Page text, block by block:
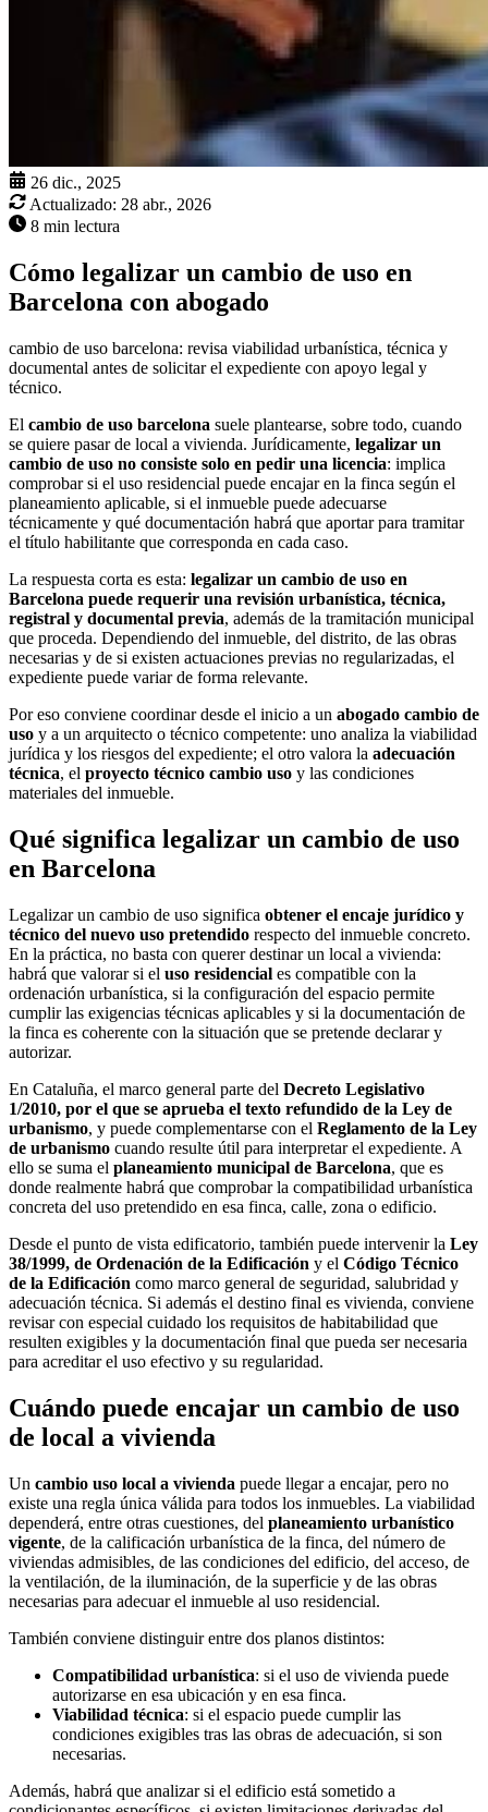
26 dic., 2025
Actualizado: 28 abr., 2026
8 min lectura
Cómo legalizar un cambio de uso en
Barcelona con abogado
cambio de uso barcelona: revisa viabilidad urbanística, técnica y
documental antes de solicitar el expediente con apoyo legal y
técnico.
El cambio de uso barcelona suele plantearse, sobre todo, cuando
se quiere pasar de local a vivienda. Jurídicamente, legalizar un
cambio de uso no consiste solo en pedir una licencia: implica
comprobar si el uso residencial puede encajar en la finca según el
planeamiento aplicable, si el inmueble puede adecuarse
técnicamente y qué documentación habrá que aportar para tramitar
el título habilitante que corresponda en cada caso.
La respuesta corta es esta: legalizar un cambio de uso en
Barcelona puede requerir una revisión urbanística, técnica,
registral y documental previa, además de la tramitación municipal
que proceda. Dependiendo del inmueble, del distrito, de las obras
necesarias y de si existen actuaciones previas no regularizadas, el
expediente puede variar de forma relevante.
Por eso conviene coordinar desde el inicio a un abogado cambio de
uso y a un arquitecto o técnico competente: uno analiza la viabilidad
jurídica y los riesgos del expediente; el otro valora la adecuación
técnica, el proyecto técnico cambio uso y las condiciones
materiales del inmueble.
Qué significa legalizar un cambio de uso
en Barcelona
Legalizar un cambio de uso significa obtener el encaje jurídico y
técnico del nuevo uso pretendido respecto del inmueble concreto.
En la práctica, no basta con querer destinar un local a vivienda:
habrá que valorar si el uso residencial es compatible con la
ordenación urbanística, si la configuración del espacio permite
cumplir las exigencias técnicas aplicables y si la documentación de
la finca es coherente con la situación que se pretende declarar y
autorizar.
En Cataluña, el marco general parte del Decreto Legislativo
1/2010, por el que se aprueba el texto refundido de la Ley de
urbanismo, y puede complementarse con el Reglamento de la Ley
de urbanismo cuando resulte útil para interpretar el expediente. A
ello se suma el planeamiento municipal de Barcelona, que es
donde realmente habrá que comprobar la compatibilidad urbanística
concreta del uso pretendido en esa finca, calle, zona o edificio.
Desde el punto de vista edificatorio, también puede intervenir la Ley
38/1999, de Ordenación de la Edificación y el Código Técnico
de la Edificación como marco general de seguridad, salubridad y
adecuación técnica. Si además el destino final es vivienda, conviene
revisar con especial cuidado los requisitos de habitabilidad que
resulten exigibles y la documentación final que pueda ser necesaria
para acreditar el uso efectivo y su regularidad.
Cuándo puede encajar un cambio de uso
de local a vivienda
Un cambio uso local a vivienda puede llegar a encajar, pero no
existe una regla única válida para todos los inmuebles. La viabilidad
dependerá, entre otras cuestiones, del planeamiento urbanístico
vigente, de la calificación urbanística de la finca, del número de
viviendas admisibles, de las condiciones del edificio, del acceso, de
la ventilación, de la iluminación, de la superficie y de las obras
necesarias para adecuar el inmueble al uso residencial.
También conviene distinguir entre dos planos distintos:
Compatibilidad urbanística: si el uso de vivienda puede
autorizarse en esa ubicación y en esa finca.
Viabilidad técnica: si el espacio puede cumplir las
condiciones exigibles tras las obras de adecuación, si son
necesarias.
Además, habrá que analizar si el edificio está sometido a